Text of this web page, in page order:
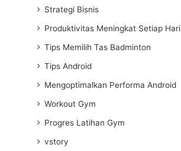
Strategi Bisnis
Produktivitas Meningkat Setiap Hari
Tips Memilih Tas Badminton
Tips Android
Mengoptimalkan Performa Android
Workout Gym
Progres Latihan Gym
vstory